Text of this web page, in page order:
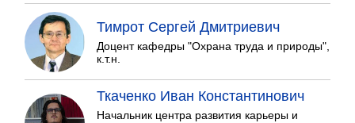
Тимрот Сергей Дмитриевич
Доцент кафедры "Охрана труда и природы",
к.т.н.
Ткаченко Иван Константинович
Начальник центра развития карьеры и